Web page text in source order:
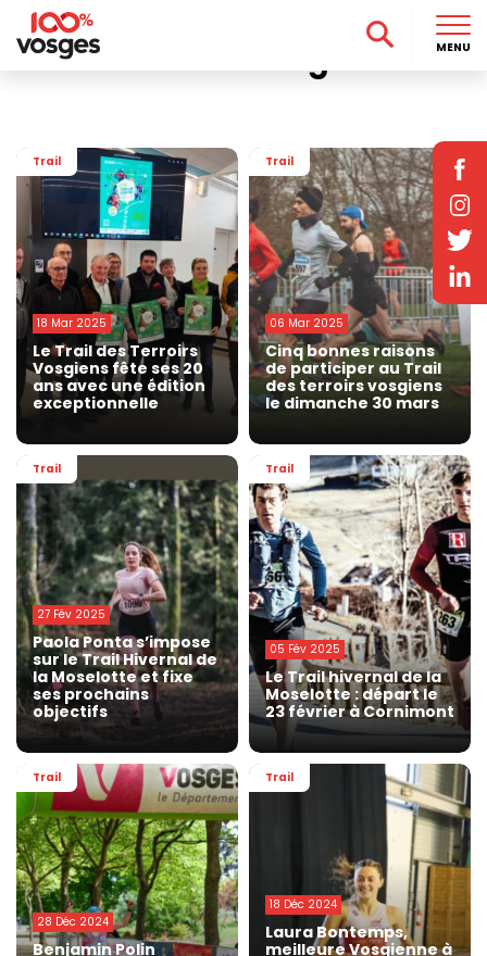
Accueil>
Trail dans les Vosges
Trail
18 Mar 2025
Le Trail des Terroirs
Vosgiens fête ses 20
ans avec une édition
exceptionnelle
Trail
06 Mar 2025
Cinq bonnes raisons
de participer au Trail
des terroirs vosgiens
le dimanche 30 mars
Trail
27 Fév 2025
Paola Ponta s’impose
sur le Trail Hivernal de
la Moselotte et fixe
ses prochains
objectifs
Trail
05 Fév 2025
Le Trail hivernal de la
Moselotte : départ le
23 février à Cornimont
Trail
28 Déc 2024
Benjamin Polin
Trail
18 Déc 2024
Laura Bontemps,
meilleure Vosgienne à
MENU